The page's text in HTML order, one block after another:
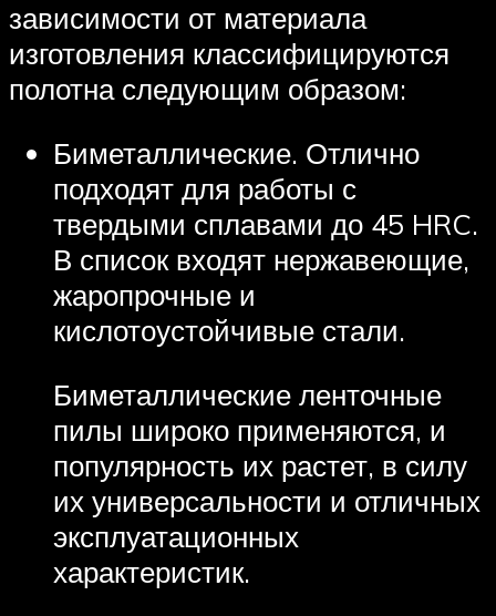
зависимости от материала
изготовления классифицируются
полотна следующим образом:
Биметаллические. Отлично
подходят для работы с
твердыми сплавами до 45 HRC.
В список входят нержавеющие,
жаропрочные и
кислотоустойчивые стали.
Биметаллические ленточные
пилы широко применяются, и
популярность их растет, в силу
их универсальности и отличных
эксплуатационных
характеристик.